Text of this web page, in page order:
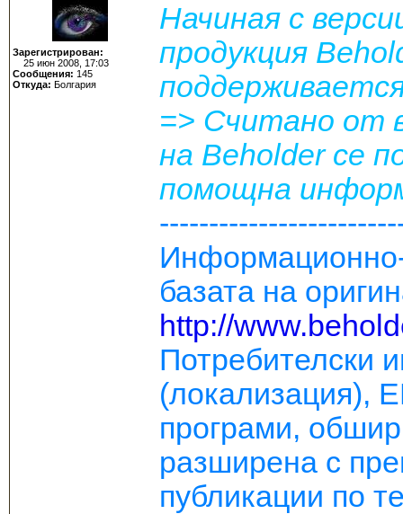
Зарегистрирован:
25 июн 2008, 17:03
Сообщения: 145
Откуда: Болгария
Начиная с
продукция
=> Считано от
на Beholder се
помощна
базата на
http://
Потребителски
(локализация),
програми,
разширена с
публикации по